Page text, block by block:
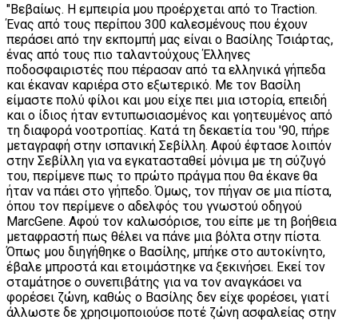
"Βεβαίως. Η εμπειρία μου προέρχεται από το Traction.
Ένας από τους περίπου 300 καλεσμένους που έχουν
περάσει από την εκπομπή μας είναι ο Βασίλης Τσιάρτας,
ένας από τους πιο ταλαντούχους Έλληνες
ποδοσφαιριστές που πέρασαν από τα ελληνικά γήπεδα
και έκαναν καριέρα στο εξωτερικό. Με τον Βασίλη
είμαστε πολύ φίλοι και μου είχε πει μια ιστορία, επειδή
και ο ίδιος ήταν εντυπωσιασμένος και γοητευμένος από
τη διαφορά νοοτροπίας. Κατά τη δεκαετία του '90, πήρε
μεταγραφή στην ισπανική Σεβίλλη. Αφού έφτασε λοιπόν
στην Σεβίλλη για να εγκατασταθεί μόνιμα με τη σύζυγό
του, περίμενε πως το πρώτο πράγμα που θα έκανε θα
ήταν να πάει στο γήπεδο. Όμως, τον πήγαν σε μια πίστα,
όπου τον περίμενε ο αδελφός του γνωστού οδηγού
MarcGene. Αφού τον καλωσόρισε, του είπε με τη βοήθεια
μεταφραστή πως θέλει να πάνε μια βόλτα στην πίστα.
Όπως μου διηγήθηκε ο Βασίλης, μπήκε στο αυτοκίνητο,
έβαλε μπροστά και ετοιμάστηκε να ξεκινήσει. Εκεί τον
σταμάτησε ο συνεπιβάτης για να τον αναγκάσει να
φορέσει ζώνη, καθώς ο Βασίλης δεν είχε φορέσει, γιατί
άλλωστε δε χρησιμοποιούσε ποτέ ζώνη ασφαλείας στην